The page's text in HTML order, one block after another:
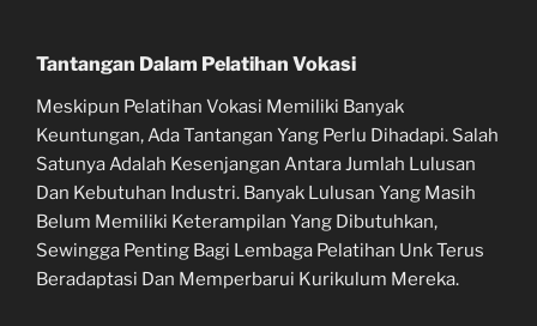
Tantangan Dalam Pelatihan Vokasi
Meskipun Pelatihan Vokasi Memiliki Banyak
Keuntungan, Ada Tantangan Yang Perlu Dihadapi. Salah
Satunya Adalah Kesenjangan Antara Jumlah Lulusan
Dan Kebutuhan Industri. Banyak Lulusan Yang Masih
Belum Memiliki Keterampilan Yang Dibutuhkan,
Sewingga Penting Bagi Lembaga Pelatihan Unk Terus
Beradaptasi Dan Memperbarui Kurikulum Mereka.